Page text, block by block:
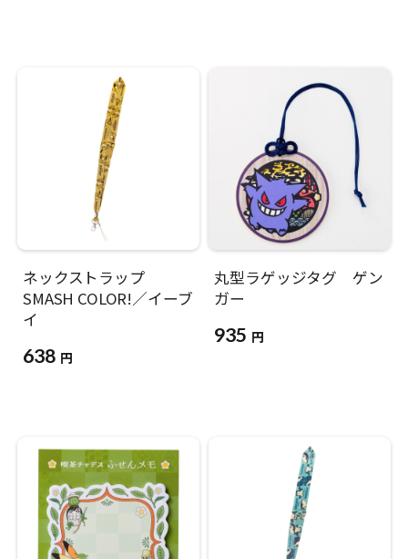
ネックストラップ
SMASH COLOR!／イーブ
イ
638 円
丸型ラゲッジタグ ゲン
ガー
935 円